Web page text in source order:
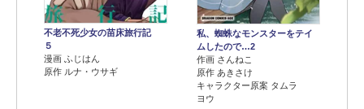
不老不死少女の苗床旅行記
５
漫画 ふじはん
原作 ルナ・ウサギ
私、蜘蛛なモンスターをテイ
ムしたので…2
作画 さんねこ
原作 あきさけ
キャラクター原案 タムラ
ヨウ